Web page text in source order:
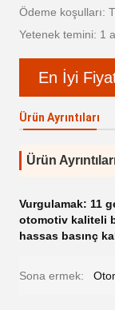
Ödeme koşulları:
Yetenek temini: 1
En İyi
Ürün Ayrıntıları
Ürün
Vurgulamak: 11
otomotiv kaliteli
hassas basınç
Sona ermek: